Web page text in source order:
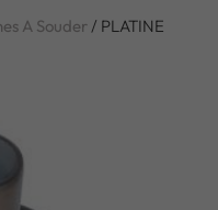
A Souder/ PLATINE